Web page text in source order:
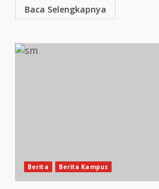
Baca Selengkapnya
Berita Berita Kampus